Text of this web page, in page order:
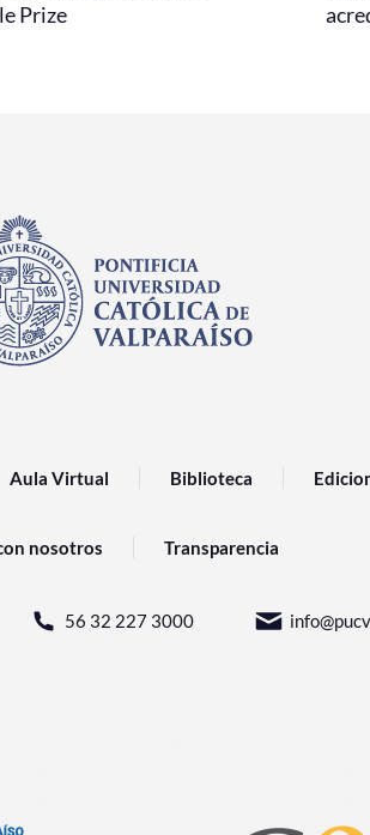
Prize
Aula Virtual Biblioteca
nosotros Transparencia
56 32 227 3000